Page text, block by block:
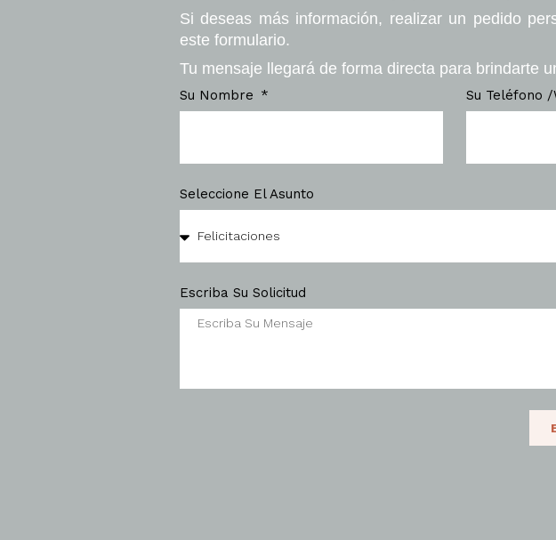
Si deseas más información, realizar un pedido
este formulario.
Tu mensaje llegará de forma directa para brindarte
Su Nombre Su Teléfono
Seleccione El Asunto
Escriba Su Solicitud